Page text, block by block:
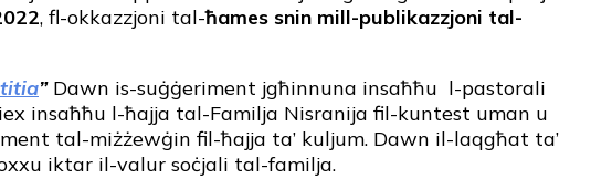
, fl-okkazzjoni tal-ħames snin mill-publikazzjoni tal-
”Dawn is-suġġeriment jgħinnuna insaħħu l-pastorali
insaħħu l-ħajja tal-Familja Nisranija fil-kuntest uman u
tal-miżżewġin fil-ħajja ta’ kuljum. Dawn il-laqgħat ta’
iktar il-valur soċjali tal-familja.